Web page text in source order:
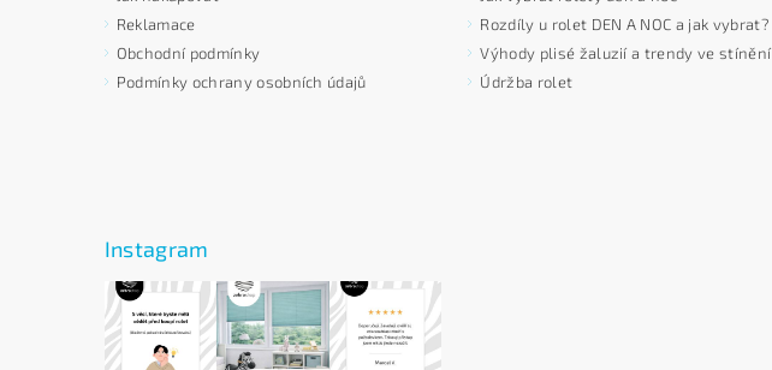
Reklamace
Obchodní podmínky
Podmínky ochrany osobních údajů
Rozdíly u rolet DEN A NOC a jak vybrat?
Výhody plisé žaluzií a trendy ve stínění
Údržba rolet
Instagram